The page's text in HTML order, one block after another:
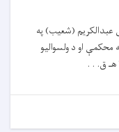
عبدالکریم (شعیب) په
محکمې او د ولسوالیو